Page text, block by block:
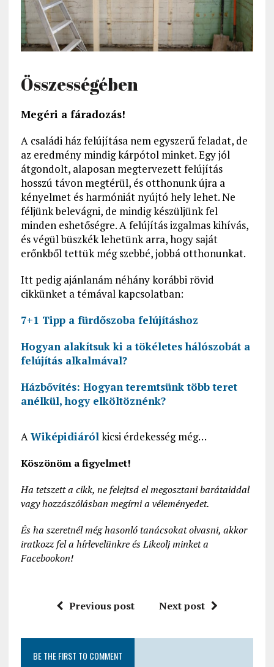
Összességében
Megéri a fáradozás!
A családi ház felújítása nem egyszerű feladat, de
az eredmény mindig kárpótol minket. Egy jól
átgondolt, alaposan megtervezett felújítás
hosszú távon megtérül, és otthonunk újra a
kényelmet és harmóniát nyújtó hely lehet. Ne
féljünk belevágni, de mindig készüljünk fel
minden eshetőségre. A felújítás izgalmas kihívás,
és végül büszkék lehetünk arra, hogy saját
erőnkből tettük még szebbé, jobbá otthonunkat.
Itt pedig ajánlanám néhány korábbi rövid
cikkünket a témával kapcsolatban:
7+1 Tipp a fürdőszoba felújításhoz
Hogyan alakítsuk ki a tökéletes hálószobát a
felújítás alkalmával?
Házbővítés: Hogyan teremtsünk több teret
anélkül, hogy elköltöznénk?
AWiképidiárólkicsi érdekesség még…
Köszönöm a figyelmet!
Ha tetszett a cikk, ne felejtsd el megosztani barátaiddal
vagy hozzászólásban megírni a véleményedet.
És ha szeretnél még hasonló tanácsokat olvasni, akkor
iratkozz fel a hírlevelünkre és Likeolj minket a
Facebookon!
Previous post Next post
BE THE FIRST TO COMMENT